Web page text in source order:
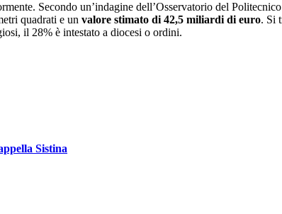
Secondo un’indagine dell’Osservatorio del
quadrati e un valore stimato di 42,5 miliardi di euro. Si
il 28% è intestato a diocesi o ordini.
Sistina